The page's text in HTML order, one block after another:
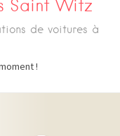
Saint Witz
de voitures à
!